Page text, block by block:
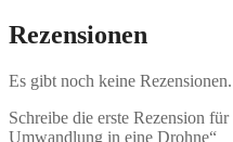
Rezensionen
Es gibt noch keine Rezensionen.
Schreibe die erste Rezension
Umwandlung in eine Drohne“